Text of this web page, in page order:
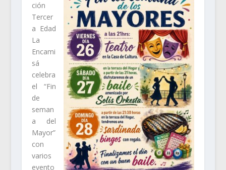
ción
Tercer
a Edad
La
Encami
sá
celebra
el “Fin
de
seman
a del
Mayor”
con
varios
evento